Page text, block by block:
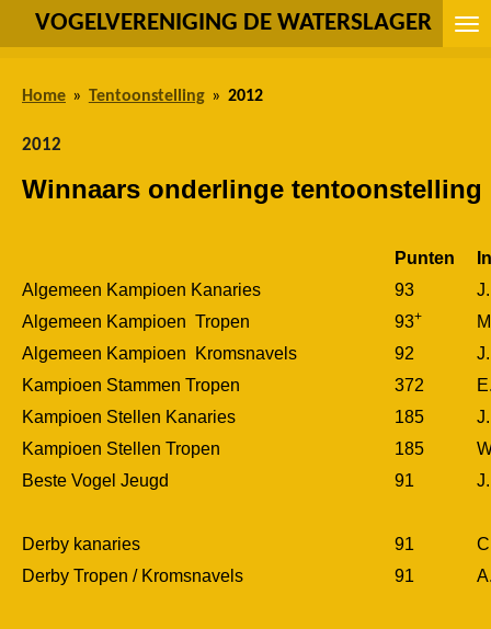
hoofdinhoud
VOGELVERENIGING DE WATERSLAGER
Home » Tentoonstelling » 2012
2012
Winnaars onderlinge tentoonstelling
Punten
Algemeen Kampioen Kanaries
93
Algemeen Kampioen Tropen
93+
Algemeen Kampioen Kromsnavels
92
Kampioen Stammen Tropen
372
Kampioen Stellen Kanaries
185
Kampioen Stellen Tropen
185
Beste Vogel Jeugd
91
Derby kanaries 91
Derby Tropen / Kromsnavels
91